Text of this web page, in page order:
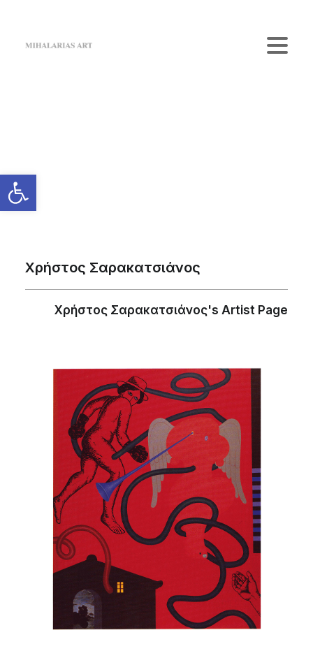
Χρήστος Σαρακατσιάνος
Χρήστος Σαρακατσιάνος's Artist Page